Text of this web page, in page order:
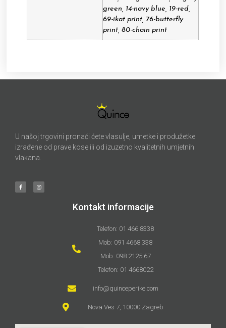
green, 14-navy blue, 19-red,
69-ikat print, 76-butterfly
print, 80-chain print
U našoj trgovini pronaći ćete vlasulje, umetke i produžetke
izrađene od prave kose ili od izuzetno kvalitetnih umjetnih
vlakana.
Kontakt informacije
Telefon: 01 466 8338
Mob: 091 4668 338
Mob: 098 2125 67
Telefon: 01 4668022
info@quinceperike.com
Nova Ves 7, 10000 Zagreb